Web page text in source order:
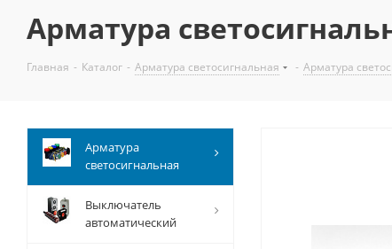
Арматура
Главная - Каталог - Арматура светосигнальная - Арматура
Арматура
светосигнальная
Выключатель
автоматический